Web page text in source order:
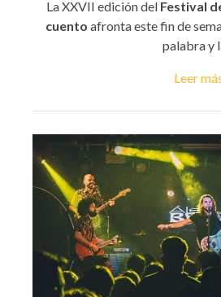
La XXVII edición del Festival
cuento afronta este fin de
palabra y
Leer